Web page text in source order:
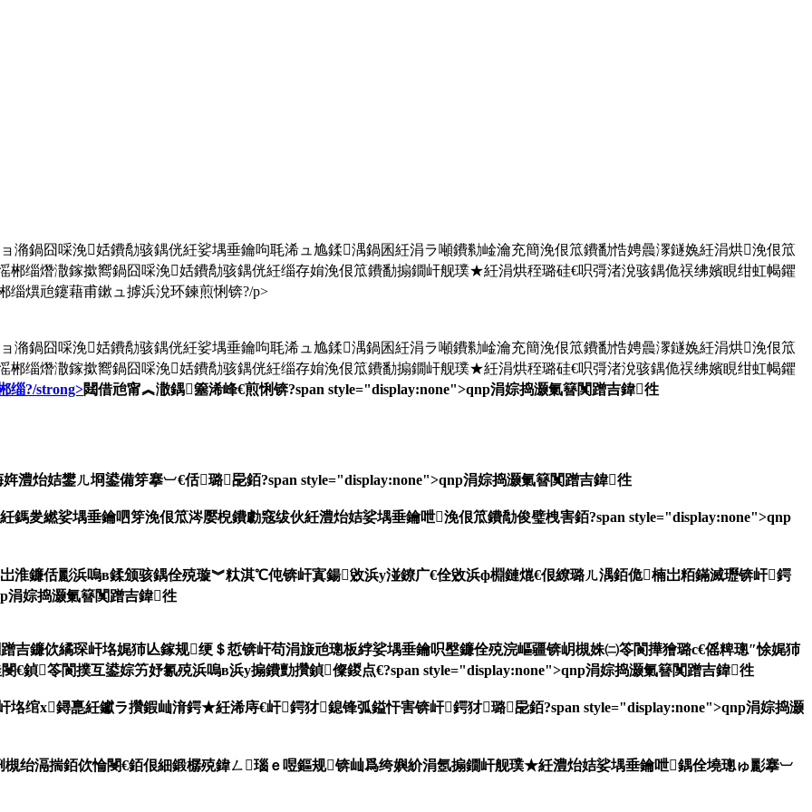
潃鍋囧啋浼姡鐨勪骇鍝侊紝娑堣垂鑰呴毦浠ュ尯鍒湡鍋囷紝涓ラ噸鐨勬崯瀹充簡浼佷笟鐨勫悎娉曟潈鐩婏紝涓烘浼佷笟
缁熸潵鎵撳嚮鍋囧啋浼姡鐨勪骇鍝侊紝缁存姢浼佷笟鐨勫搧鐗屽舰璞★紝涓烘秷璐硅€呮彁渚涗骇鍝佹祦绋嬪睍绀虹幆鑺
熼兘鑳藉甫鏉ュ摢浜涗环鍊煎悧锛?/p>
潃鍋囧啋浼姡鐨勪骇鍝侊紝娑堣垂鑰呴毦浠ュ尯鍒湡鍋囷紝涓ラ噸鐨勬崯瀹充簡浼佷笟鐨勫悎娉曟潈鐩婏紝涓烘浼佷笟
缁熸潵鎵撳嚮鍋囧啋浼姡鐨勪骇鍝侊紝缁存姢浼佷笟鐨勫搧鐗屽舰璞★紝涓烘秷璐硅€呮彁渚涗骇鍝佹祦绋嬪睍绀虹幆鑺
缁?/strong>閮借兘甯︽潵鍝簺浠峰€煎悧锛?span style="display:none">qnp涓婃捣灏氭簮闃蹭吉鍏徃
澧炲姞鐢ㄦ埛鍙備笌搴︺€佸璐巼銆?span style="display:none">qnp涓婃捣灏氭簮闃蹭吉鍏徃
鎷夎繎娑堣垂鑰呬笌浼佷笟涔嬮棿鐨勮窛绂伙紝澧炲姞娑堣垂鑰呭浼佷笟鐨勪俊璧栧害銆?span style="display:none">qnp
淮鐮佸彲浜嗚в鍒颁骇鍝佺殑璇︾粏淇℃伅锛屽寘鍚敓浜у湴鐐广€佺敓浜ф棩鏈熴€佷繚璐ㄦ湡銆佹楠岀粨鏋滅瓑锛屽鍔
涓婃捣灏氭簮闃蹭吉鍏徃
吉鐮佽繘琛屽垎娓犻亾鎵规绠＄悊锛屽苟涓旇兘璁板綍娑堣垂鑰呮壂鐮佺殑浣嶇疆锛岄槻姝㈡笭閬撶獪璐с€傜粺璁″悇娓犻
鍞笭閬撲互鍙婃竻妤氱殑浜嗚в浜у搧鐨勯攢鍞儏鍐点€?span style="display:none">qnp涓婃捣灏氭簮闃蹭吉鍏徃
垎绾х鐞嗭紝钀ラ攢鍜屾湇鍔★紝浠庤€屽鍔犲鎴锋弧鎰忓害锛屽鍔犲璐巼銆?span style="display:none">qnp涓婃捣灏
绐滆揣銆佽惀閿€銆佷細鍛樼殑鍏ㄥ瑙ｅ喅鏂规锛屾爲绔嬩紒涓氬搧鐗屽舰璞★紝澧炲姞娑堣垂鑰呭鍝佺墝璁ゅ彲搴︺